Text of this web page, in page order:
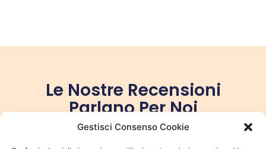
Gestisci Consenso Cookie
Le Nostre Recensioni
Parlano Per Noi
Scopri cosa dicono i nostri clienti!
Leggi le recensioni per conoscere le esperienze di chi